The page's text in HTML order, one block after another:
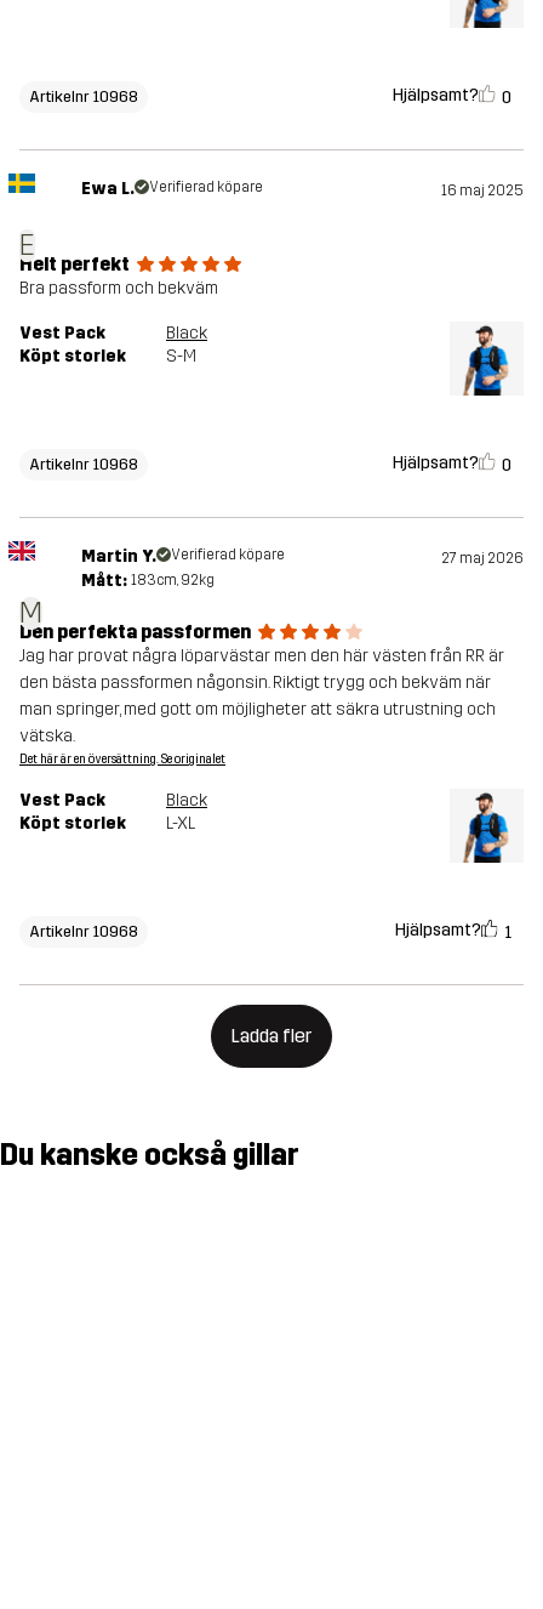
Artikelnr 10968 Hjälpsamt? 0
E
Ewa L. Verifierad köpare 16 maj 2025
Helt perfekt
Bra passform och bekväm
Vest Pack
Black
Köpt storlek
S-M
Artikelnr 10968 Hjälpsamt? 0
M
Martin Y. Verifierad köpare 27 maj 2026
Mått: 183cm, 92kg
Den perfekta passformen
Jag har provat några löparvästar men den här västen från RR är
den bästa passformen någonsin. Riktigt trygg och bekväm när
man springer, med gott om möjligheter att säkra utrustning och
vätska.
Det här är en översättning. Se originalet
Vest Pack
Black
Köpt storlek
L-XL
Artikelnr 10968 Hjälpsamt? 1
Ladda fler
Du kanske också gillar